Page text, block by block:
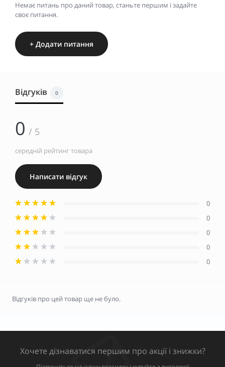
Немає питань про даний товар, станьте першим і задайте
своє питання.
+ Додати питання
Відгуків 0
0 / 5
середній рейтинг товара
Написати відгук
0
0
0
0
0
Відгуків про цей товар ще не було.
Хочете дізнаватися першим про акції і знижки?